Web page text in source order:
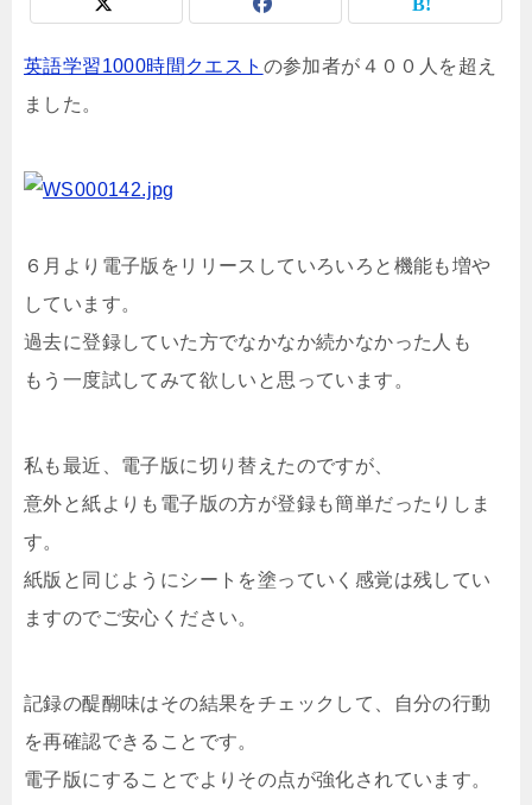
英語学習1000時間クエスト の参加者が４００人を超え
ました。
６月より電子版をリリースしていろいろと機能も増や
しています。
過去に登録していた方でなかなか続かなかった人も
もう一度試してみて欲しいと思っています。
私も最近、電子版に切り替えたのですが、
意外と紙よりも電子版の方が登録も簡単だったりしま
す。
紙版と同じようにシートを塗っていく感覚は残してい
ますのでご安心ください。
記録の醍醐味はその結果をチェックして、自分の行動
を再確認できることです。
電子版にすることでよりその点が強化されています。